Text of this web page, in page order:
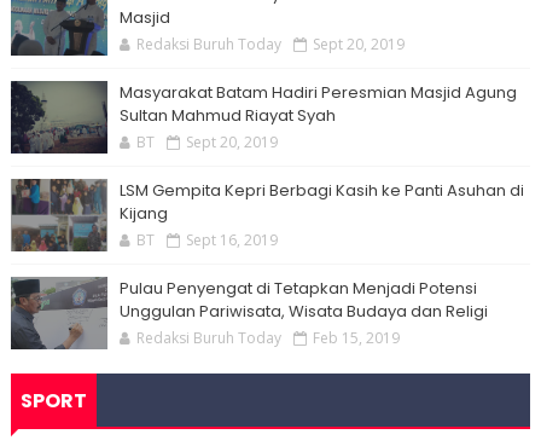
Masjid
Redaksi Buruh Today Sept 20, 2019
Masyarakat Batam Hadiri Peresmian Masjid Agung
Sultan Mahmud Riayat Syah
BT Sept 20, 2019
LSM Gempita Kepri Berbagi Kasih ke Panti Asuhan di
Kijang
BT Sept 16, 2019
Pulau Penyengat di Tetapkan Menjadi Potensi
Unggulan Pariwisata, Wisata Budaya dan Religi
Redaksi Buruh Today Feb 15, 2019
SPORT